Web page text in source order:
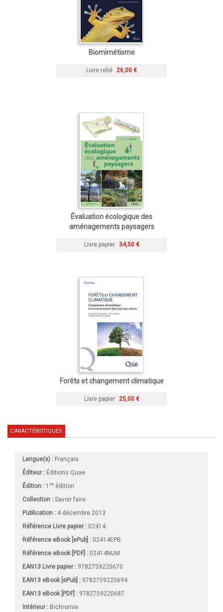
Biomimétisme
Livre relié 26,00 €
Évaluation écologique des
aménagements paysagers
Livre papier 34,50 €
Forêts et changement climatique
Livre papier 25,00 €
CARACTÉRISTIQUES
Langue(s) : Français
Éditeur : Éditions Quae
Édition : 1 re édition
Collection : Savoir faire
Publication : 4 décembre 2013
Référence Livre papier : 02414
Référence eBook [ePub] : 02414EPB
Référence eBook [PDF] : 02414NUM
EAN13 Livre papier : 9782759220670
EAN13 eBook [ePub] : 9782759220694
EAN13 eBook [PDF] : 9782759220687
Intérieur : Bichromie